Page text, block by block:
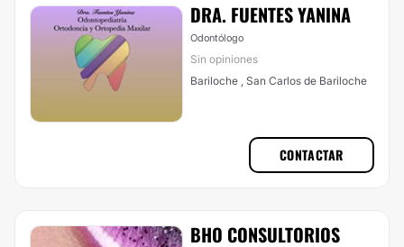
DRA. FUENTES YANINA
Odontólogo
Sin opiniones
Bariloche , San Carlos de Bariloche
CONTACTAR
BHO CONSULTORIOS